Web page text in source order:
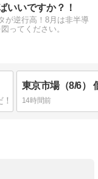
いいですか？！
逆行高！8月は非半導
ってください。
14時間前